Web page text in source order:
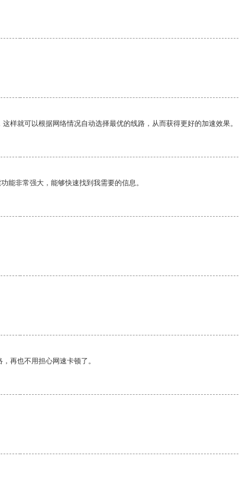
样就可以根据网络情况自动选择最优的线路，从而获得更好的加速效果。
能非常强大，能够快速找到我需要的信息。
再也不用担心网速卡顿了。